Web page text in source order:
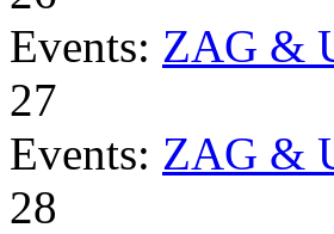
Events: ZAG &
27
Events: ZAG &
28